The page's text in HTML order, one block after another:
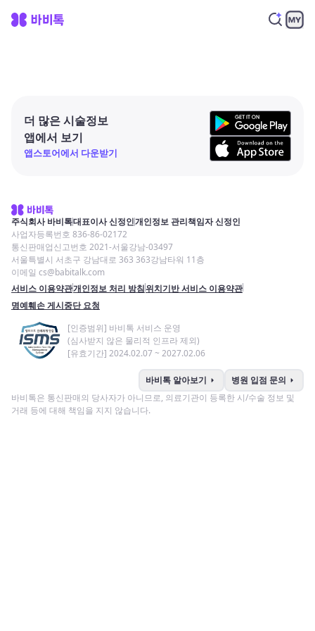
더 많은 시술정보
앱에서 보기
앱스토어에서 다운받기
주식회사 바비톡대표이사 신정인개인정보 관리책임자 신정인
사업자등록번호 836-86-02172
통신판매업신고번호 2021-서울강남-03497
서울특별시 서초구 강남대로 363 363강남타워 11층
이메일 cs@babitalk.com
서비스 이용약관개인정보 처리 방침위치기반 서비스 이용약관
명예훼손 게시중단 요청
[인증범위] 바비톡 서비스 운영
(심사받지 않은 물리적 인프라 제외)
[유효기간] 2024.02.07 ~ 2027.02.06
바비톡 알아보기 arrow_right 병원 입점 문의 arrow_right
바비톡은 통신판매의 당사자가 아니므로, 의료기관이 등록한 시/수술 정보 및
거래 등에 대해 책임을 지지 않습니다.